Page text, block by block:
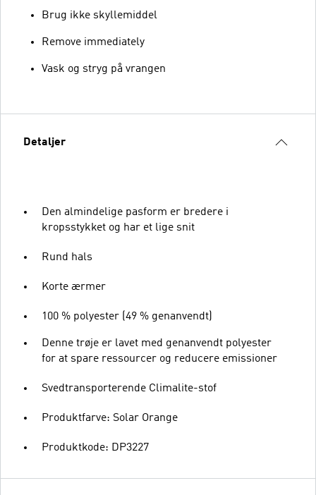
Brug ikke skyllemiddel
Remove immediately
Vask og stryg på vrangen
Detaljer
Den almindelige pasform er bredere i
kropsstykket og har et lige snit
Rund hals
Korte ærmer
100 % polyester (49 % genanvendt)
Denne trøje er lavet med genanvendt polyester
for at spare ressourcer og reducere emissioner
Svedtransporterende Climalite-stof
Produktfarve: Solar Orange
Produktkode: DP3227